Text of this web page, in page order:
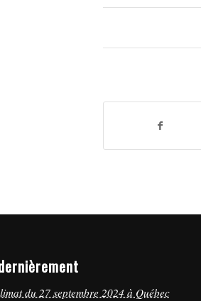
du 27 septembre 2024 à Québec